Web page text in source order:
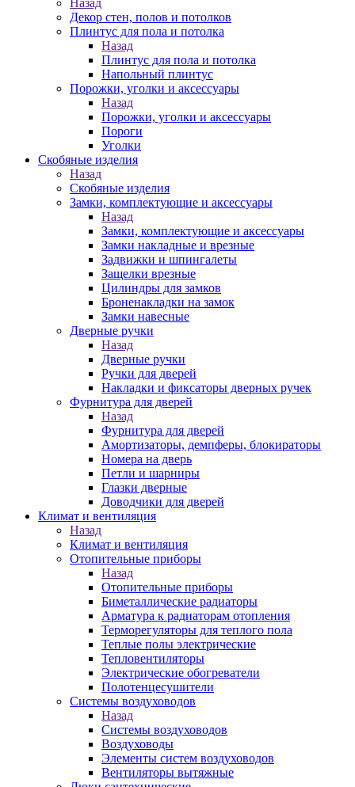
Назад
Декор стен, полов и потолков
Плинтус для пола и потолка
Назад
Плинтус для пола и потолка
Напольный плинтус
Порожки, уголки и аксессуары
Назад
Порожки, уголки и аксессуары
Пороги
Уголки
Скобяные изделия
Назад
Скобяные изделия
Замки, комплектующие и аксессуары
Назад
Замки, комплектующие и аксессуары
Замки накладные и врезные
Задвижки и шпингалеты
Защелки врезные
Цилиндры для замков
Броненакладки на замок
Замки навесные
Дверные ручки
Назад
Дверные ручки
Ручки для дверей
Накладки и фиксаторы дверных ручек
Фурнитура для дверей
Назад
Фурнитура для дверей
Амортизаторы, демпферы, блокираторы
Номера на дверь
Петли и шарниры
Глазки дверные
Доводчики для дверей
Климат и вентиляция
Назад
Климат и вентиляция
Отопительные приборы
Назад
Отопительные приборы
Биметаллические радиаторы
Арматура к радиаторам отопления
Терморегуляторы для теплого пола
Теплые полы электрические
Тепловентиляторы
Электрические обогреватели
Полотенцесушители
Системы воздуховодов
Назад
Системы воздуховодов
Воздуховоды
Элементы систем воздуховодов
Вентиляторы вытяжные